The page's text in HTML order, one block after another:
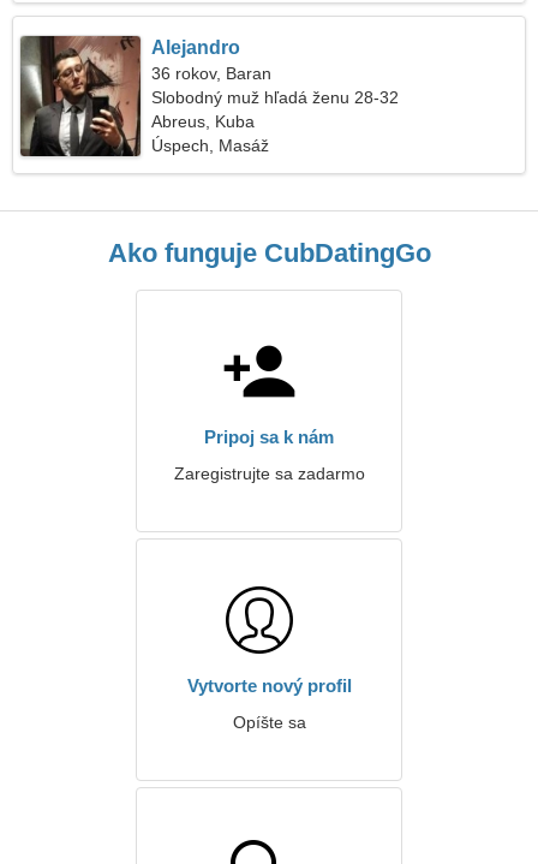
Alejandro
36 rokov, Baran
Slobodný muž hľadá ženu 28-32
Abreus, Kuba
Úspech, Masáž
Ako funguje CubDatingGo
Pripoj sa k nám
Zaregistrujte sa zadarmo
Vytvorte nový profil
Opíšte sa